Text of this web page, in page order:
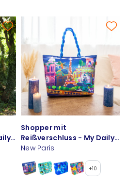
Shopper mit
Reißverschluss - My Daily
Bag
New Paris
+10